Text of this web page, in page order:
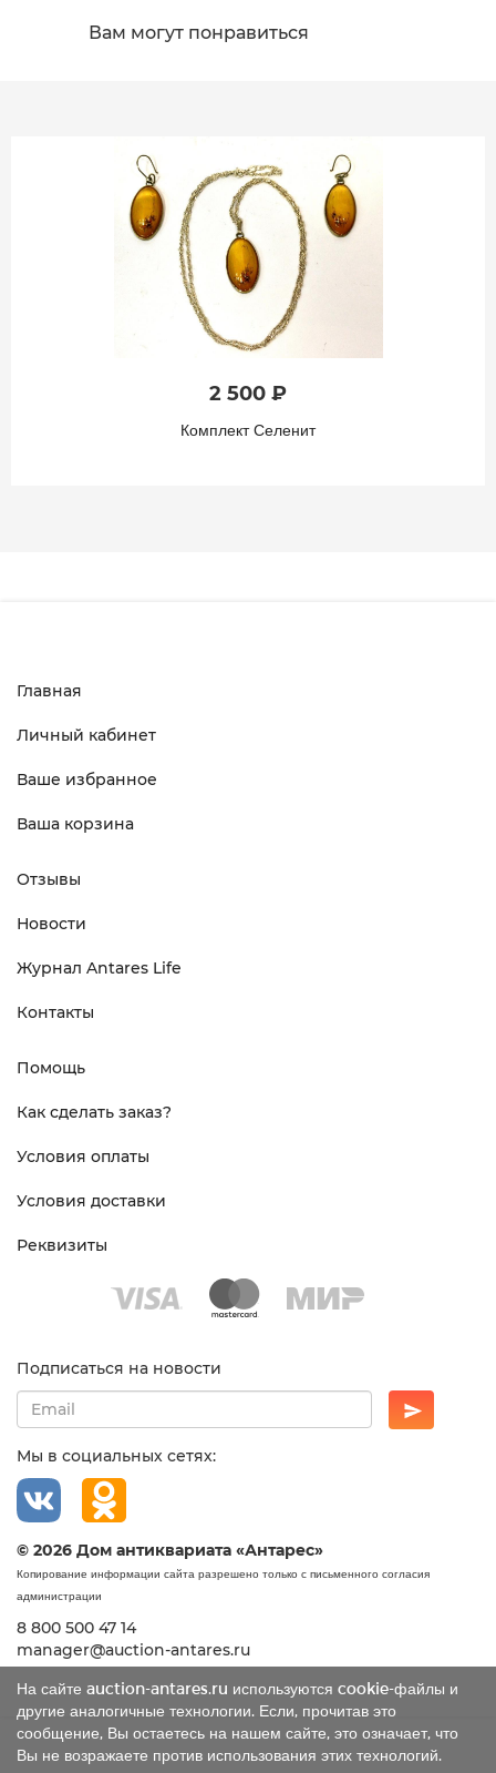
Вам могут понравиться
2 500 ₽
Комплект Селенит
На сайте auction-antares.ru используются cookie-файлы и
другие аналогичные технологии. Если, прочитав это
сообщение, Вы остаетесь на нашем сайте, это означает, что
Вы не возражаете против использования этих технологий.
Главная
Личный кабинет
Ваше избранное
Ваша корзина
Отзывы
Новости
Журнал Antares Life
Контакты
Помощь
Как сделать заказ?
Условия оплаты
Условия доставки
Реквизиты
Подписаться на новости
Мы в социальных сетях:
© 2026 Дом антиквариата «Антарес»
Копирование информации сайта разрешено только с письменного согласия
администрации
8 800 500 47 14
manager@auction-antares.ru